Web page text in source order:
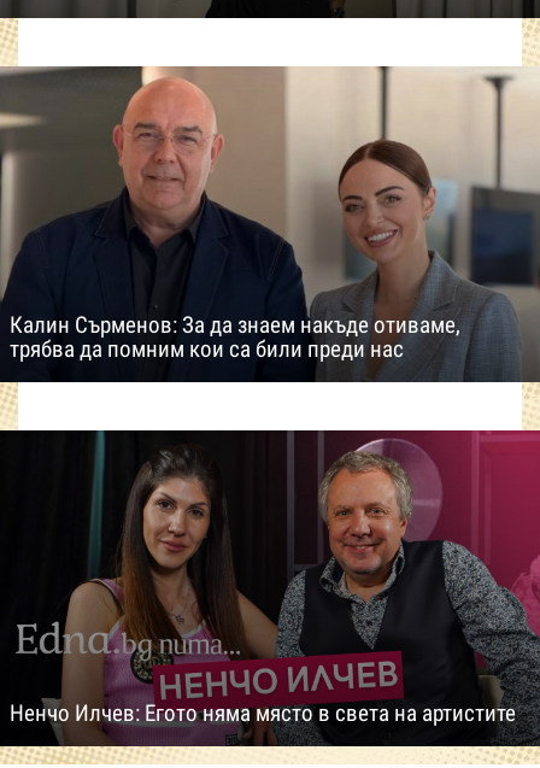
Калин Сърменов: За да знаем накъде отиваме,
трябва да помним кои са били преди нас
Ненчо Илчев: Егото няма място в света на артистите